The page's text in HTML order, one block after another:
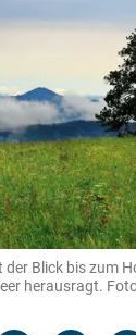
Blick bis zum
herausragt.